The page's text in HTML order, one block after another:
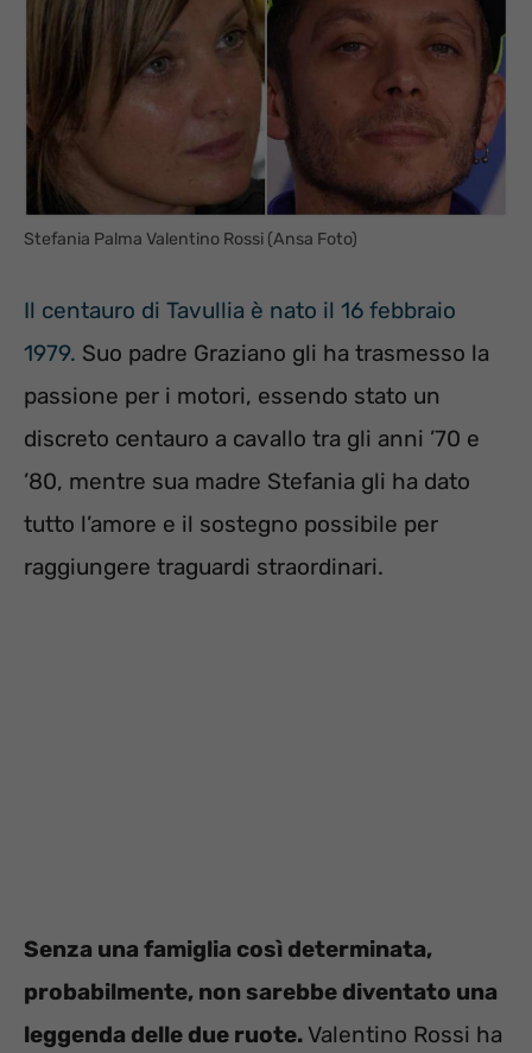
Stefania Palma Valentino Rossi (Ansa Foto)
Il centauro di Tavullia è nato il 16 febbraio
1979. Suo padre Graziano gli ha trasmesso la
passione per i motori, essendo stato un
discreto centauro a cavallo tra gli anni ’70 e
’80, mentre sua madre Stefania gli ha dato
tutto l’amore e il sostegno possibile per
raggiungere traguardi straordinari.
Senza una famiglia così determinata,
probabilmente, non sarebbe diventato una
leggenda delle due ruote. Valentino Rossi ha